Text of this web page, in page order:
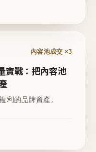
內容池成交 ×3
實戰：把內容池
利的品牌資產。